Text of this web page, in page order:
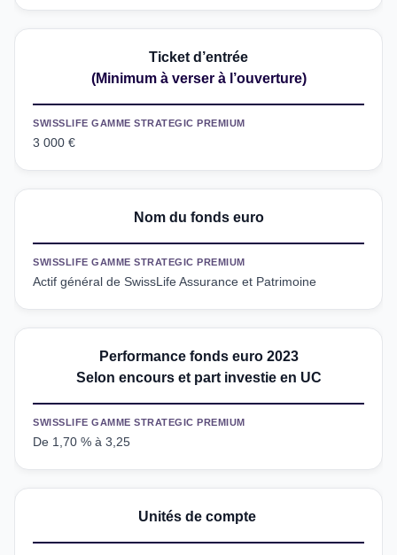
Ticket d’entrée
(Minimum à verser à l’ouverture)
SWISSLIFE GAMME STRATEGIC PREMIUM
3 000 €
Nom du fonds euro
SWISSLIFE GAMME STRATEGIC PREMIUM
Actif général de SwissLife Assurance et Patrimoine
Performance fonds euro 2023
Selon encours et part investie en UC
SWISSLIFE GAMME STRATEGIC PREMIUM
De 1,70 % à 3,25
Unités de compte